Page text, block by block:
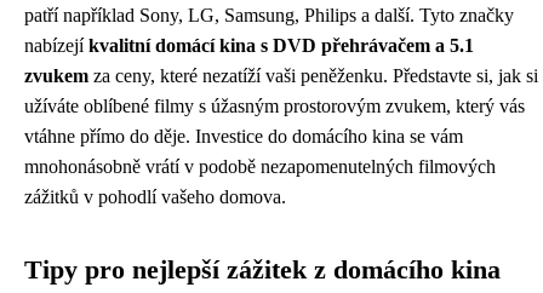
patří například Sony, LG, Samsung, Philips a další. Tyto značky
nabízejíkvalitní domácí kina s DVD přehrávačem a 5.1
zvukem za ceny, které nezatíží vaši peněženku. Představte si, jak si
užíváte oblíbené filmy s úžasným prostorovým zvukem, který vás
vtáhne přímo do děje. Investice do domácího kina se vám
mnohonásobně vrátí v podobě nezapomenutelných filmových
zážitků v pohodlí vašeho domova.
Tipy pro nejlepší zážitek z domácího kina